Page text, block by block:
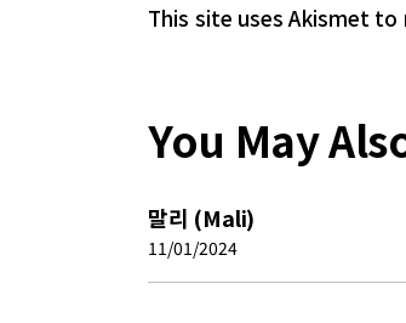
This site uses Akismet to
You May
말리 (Mali)
11/01/2024